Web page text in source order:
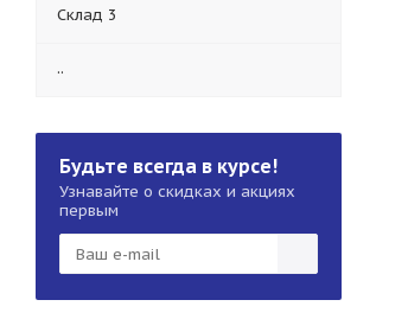
Склад 3
..
Будьте всегда в курсе!
Узнавайте о скидках и акциях
первым